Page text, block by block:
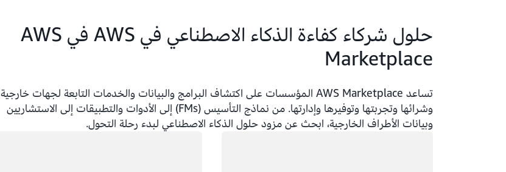
حلول شركاء كفاءة الذكاء الاصطناعي في AWS في AWS
Marketplace
تساعد AWS Marketplace المؤسسات على اكتشاف البرامج والبيانات والخدمات التابعة لجهات خارجية
وشرائها وتجربتها وتوفيرها وإدارتها. من نماذج التأسيس (FMs) إلى الأدوات والتطبيقات إلى الاستشاريين
وبيانات الأطراف الخارجية، ابحث عن مزود حلول الذكاء الاصطناعي لبدء رحلة التحول.